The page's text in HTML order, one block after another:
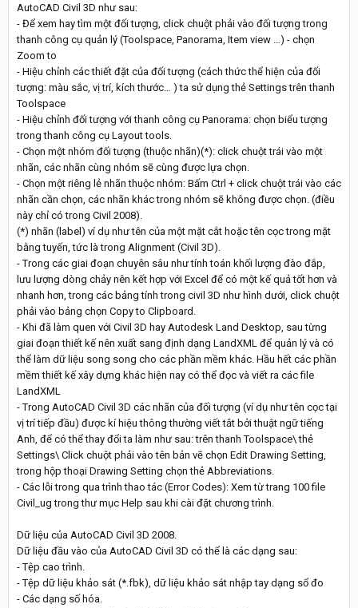
AutoCAD Civil 3D như sau:
- Để xem hay tìm một đối tượng, click chuột phải vào đối tượng trong
thanh công cụ quản lý (Toolspace, Panorama, Item view …) - chọn
Zoom to
- Hiệu chỉnh các thiết đặt của đối tượng (cách thức thể hiện của đối
tượng: màu sắc, vị trí, kích thước… ) ta sử dụng thẻ Settings trên thanh
Toolspace
- Hiệu chỉnh đối tượng với thanh công cụ Panorama: chọn biểu tượng
trong thanh công cụ Layout tools.
- Chọn một nhóm đối tượng (thuộc nhãn)(*): click chuột trái vào một
nhãn, các nhãn cùng nhóm sẽ cùng được lựa chọn.
- Chọn một riêng lẻ nhãn thuộc nhóm: Bấm Ctrl + click chuột trái vào các
nhãn cần chọn, các nhãn khác trong nhóm sẽ không được chọn. (điều
này chỉ có trong Civil 2008).
(*) nhãn (label) ví dụ như tên của một mặt cắt hoặc tên cọc trong mặt
bằng tuyến, tức là trong Alignment (Civil 3D).
- Trong các giai đoạn chuyên sâu như tính toán khối lượng đào đắp,
lưu lượng dòng chảy nên kết hợp với Excel để có một kế quả tốt hơn và
nhanh hơn, trong các bảng tính trong civil 3D như hình dưới, click chuột
phải vào bảng chọn Copy to Clipboard.
- Khi đã làm quen với Civil 3D hay Autodesk Land Desktop, sau từng
giai đoạn thiết kế nên xuất sang định dạng LandXML để quản lý và có
thể làm dữ liệu song song cho các phần mềm khác. Hầu hết các phần
mềm thiết kế xây dựng khác hiện nay có thể đọc và viết ra các file
LandXML
- Trong AutoCAD Civil 3D các nhãn của đối tượng (ví dụ như tên cọc tại
vị trí tiếp đầu) được kí hiệu thông thường viết tắt bởi thuật ngữ tiếng
Anh, để có thể thay đổi ta làm như sau: trên thanh Toolspace\ thẻ
Settings\ Click chuột phải vào tên bản vẽ chọn Edit Drawing Setting,
trong hộp thoại Drawing Setting chọn thẻ Abbreviations.
- Các lỗi trong qua trình thao tác (Error Codes): Xem từ trang 100 file
Civil_ug trong thư mục Help sau khi cài đặt chương trình.
Dữ liệu của AutoCAD Civil 3D 2008.
Dữ liệu đầu vào của AutoCAD Civil 3D có thể là các dạng sau:
- Tệp cao trình.
- Tệp dữ liệu khảo sát (*.fbk), dữ liệu khảo sát nhập tay dạng sổ đo
- Các dạng số hóa.